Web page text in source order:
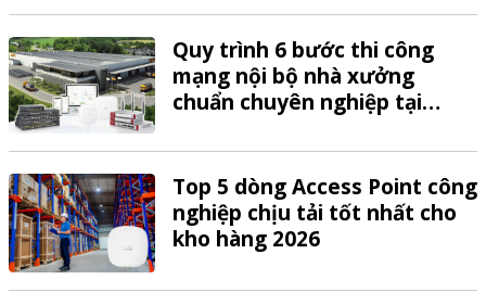
Quy trình 6 bước thi công
mạng nội bộ nhà xưởng
chuẩn chuyên nghiệp tại
Top 5 dòng Access Point công
nghiệp chịu tải tốt nhất cho
kho hàng 2026